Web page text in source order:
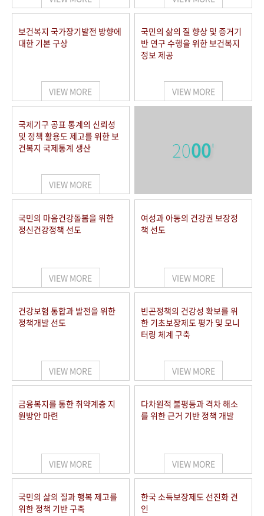
보건복지 국가장기발전 방향에
대한 기본 구상
VIEW MORE
국민의 삶의 질 향상 및 증거기
반 연구 수행을 위한 보건복지
정보 제공
VIEW MORE
국제기구 공표 통계의 신뢰성
및 정책 활용도 제고를 위한 보
건복지 국제통계 생산
VIEW MORE
2000'
국민의 마음건강돌봄을 위한
정신건강정책 선도
VIEW MORE
여성과 아동의 건강권 보장정
책 선도
VIEW MORE
건강보험 통합과 발전을 위한
정책개발 선도
VIEW MORE
빈곤정책의 건강성 확보를 위
한 기초보장제도 평가 및 모니
터링 체계 구축
VIEW MORE
금융복지를 통한 취약계층 지
원방안 마련
VIEW MORE
다차원적 불평등과 격차 해소
를 위한 근거 기반 정책 개발
VIEW MORE
국민의 삶의 질과 행복 제고를
위한 정책 기반 구축
한국 소득보장제도 선진화 견
인